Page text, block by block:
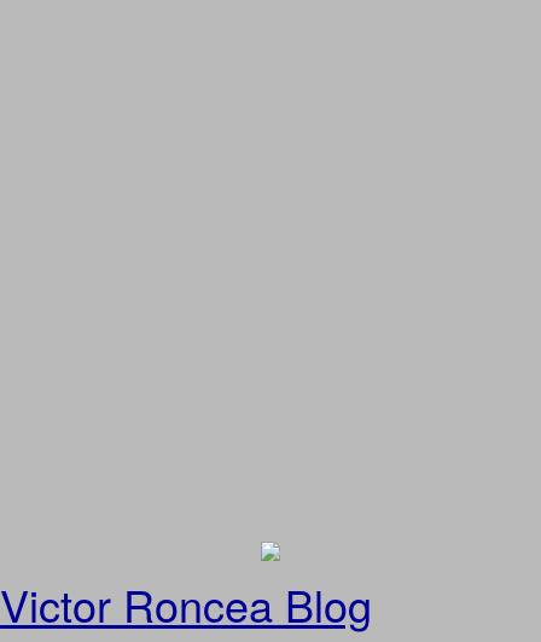
Victor Roncea Blog